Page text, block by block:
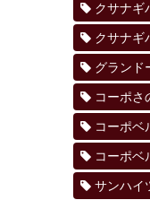
クサナ
クサナ
グランド
コーポさ
コーポベ
コーポベ
サンハイ